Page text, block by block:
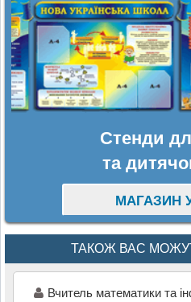
Стенди
та
МАГАЗИН
ТАКОЖ ВАС
Вчитель математики та